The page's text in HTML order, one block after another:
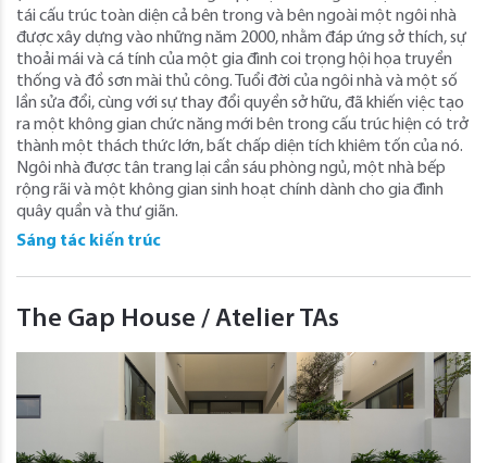
tái cấu trúc toàn diện cả bên trong và bên ngoài một ngôi nhà
được xây dựng vào những năm 2000, nhằm đáp ứng sở thích, sự
thoải mái và cá tính của một gia đình coi trọng hội họa truyền
thống và đồ sơn mài thủ công. Tuổi đời của ngôi nhà và một số
lần sửa đổi, cùng với sự thay đổi quyền sở hữu, đã khiến việc tạo
ra một không gian chức năng mới bên trong cấu trúc hiện có trở
thành một thách thức lớn, bất chấp diện tích khiêm tốn của nó.
Ngôi nhà được tân trang lại cần sáu phòng ngủ, một nhà bếp
rộng rãi và một không gian sinh hoạt chính dành cho gia đình
quây quần và thư giãn.
Sáng tác kiến trúc
The Gap House / Atelier TAs